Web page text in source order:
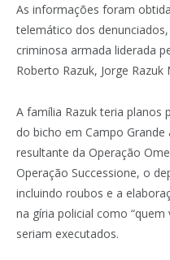
As informações foram
telemático dos
criminosa armada liderada
Roberto Razuk, Jorge
A família Razuk teria
do bicho em Campo
resultante da Operação
Operação Successione, o
incluindo roubos e a
na gíria policial como “quem
seriam executados.